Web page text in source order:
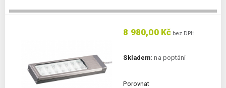
8 980,00 Kč bez DPH
Skladem: na poptání
Porovnat